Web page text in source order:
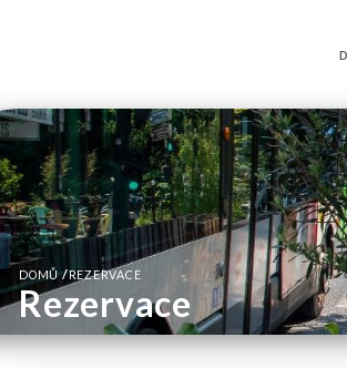
DOMŮ/REZERVACE
Rezervace